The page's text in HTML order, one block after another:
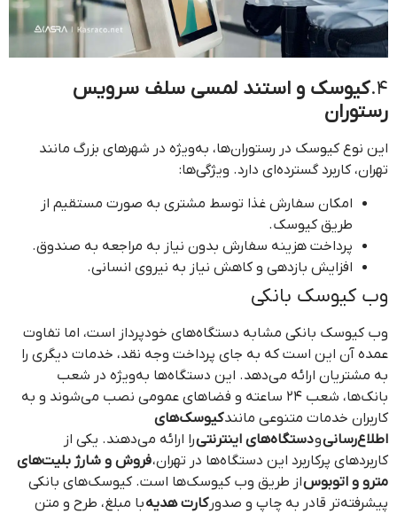
4. کیوسک و استند لمسی سلف سرویس
رستوران
این نوع کیوسک در رستوران‌ها، به‌ویژه در شهرهای بزرگ مانند
تهران، کاربرد گسترده‌ای دارد. ویژگی‌ها:
امکان سفارش غذا توسط مشتری به صورت مستقیم از
طریق کیوسک.
پرداخت هزینه سفارش بدون نیاز به مراجعه به صندوق.
افزایش بازدهی و کاهش نیاز به نیروی انسانی.
وب کیوسک بانکی
وب کیوسک بانکی مشابه دستگاه‌های خودپرداز است، اما تفاوت
عمده آن این است که به جای پرداخت وجه نقد، خدمات دیگری را
به مشتریان ارائه می‌دهد. این دستگاه‌ها به‌ویژه در شعب
بانک‌ها، شعب ۲۴ ساعته و فضاهای عمومی نصب می‌شوند و به
کاربران خدمات متنوعی مانندکیوسک‌های
اطلاع‌رسانیودستگاه‌های اینترنتیرا ارائه می‌دهند. یکی از
کاربردهای پرکاربرد این دستگاه‌ها در تهران،فروش و شارژ بلیت‌های
مترو و اتوبوساز طریق وب کیوسک‌ها است. کیوسک‌های بانکی
پیشرفته‌تر قادر به چاپ و صدورکارت هدیهبا مبلغ، طرح و متن